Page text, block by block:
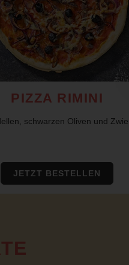
PIZZA RIMINI
schwarzen Oliven und
JETZT BESTELLEN